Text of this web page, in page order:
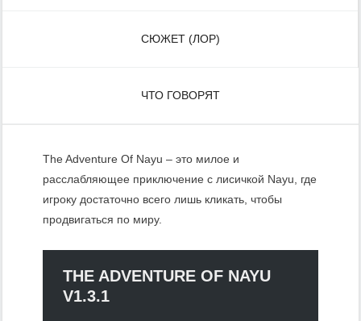
СЮЖЕТ (ЛОР)
ЧТО ГОВОРЯТ
The Adventure Of Nayu – это милое и
расслабляющее приключение с лисичкой Nayu, где
игроку достаточно всего лишь кликать, чтобы
продвигаться по миру.
THE ADVENTURE OF NAYU
V1.3.1